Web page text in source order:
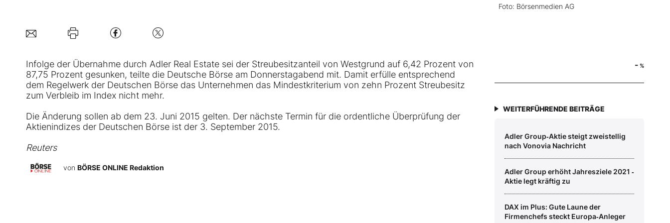
Foto: Börsenmedien AG
Infolge der Übernahme durch Adler Real Estate sei der Streubesitzanteil von Westgrund auf 6,42 Prozent von
87,75 Prozent gesunken, teilte die Deutsche Börse am Donnerstagabend mit. Damit erfülle entsprechend
dem Regelwerk der Deutschen Börse das Unternehmen das Mindestkriterium von zehn Prozent Streubesitz
zum Verbleib im Index nicht mehr.
Die Änderung sollen ab dem 23. Juni 2015 gelten. Der nächste Termin für die ordentliche Überprüfung der
Aktienindizes der Deutschen Börse ist der 3. September 2015.
Reuters
von BÖRSE ONLINE Redaktion
- %
WEITERFÜHRENDE BEITRÄGE
Adler Group‑Aktie steigt zweistellig
nach Vonovia Nachricht
Adler Group erhöht Jahresziele 2021 ‑
Aktie legt kräftig zu
DAX im Plus: Gute Laune der
Firmenchefs steckt Europa‑Anleger